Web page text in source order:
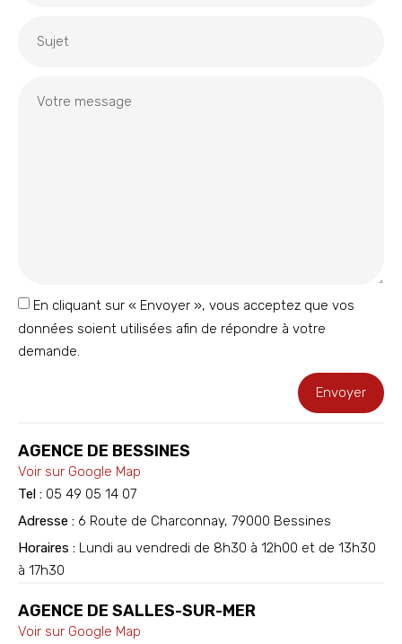
AGENCE DE BESSINES
Voir sur Google Map
Tel : 05 49 05 14 07
Adresse : 6 Route de Charconnay, 79000 Bessines
Horaires : Lundi au vendredi de 8h30 à 12h00 et de 13h30
à 17h30
AGENCE DE SALLES-SUR-MER
Voir sur Google Map
En cliquant sur « Envoyer », vous acceptez que vos
données soient utilisées afin de répondre à votre
demande.
Envoyer